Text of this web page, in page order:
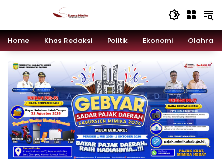
Home
Khas Redaksi Politik Ekonomi